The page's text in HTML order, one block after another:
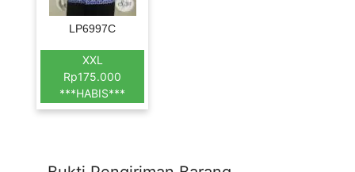
LP6997C
XXL
Rp175.000
***HABIS***